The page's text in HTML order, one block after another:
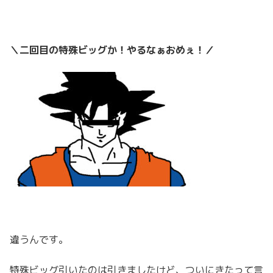
＼二回目の特殊ビッグか！やるなぁおめぇ！／
違うんです。
特殊ビッグ引いたのは引きましたけど、ついにきたって言